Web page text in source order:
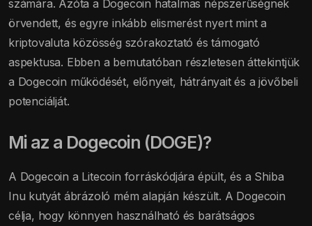
számára. Azóta a Dogecoin hatalmas népszerűségnek
örvendett, és egyre inkább elismerést nyert mint a
kriptovaluta közösség szórakoztató és támogató
aspektusa. Ebben a bemutatóban részletesen áttekintjük
a Dogecoin működését, előnyeit, hátrányait és a jövőbeli
potenciálját.
Mi az a Dogecoin (DOGE)?
A Dogecoin a Litecoin forráskódjára épült, és a Shiba
Inu kutyát ábrázoló mém alapján készült. A Dogecoin
célja, hogy könnyen használható és barátságos